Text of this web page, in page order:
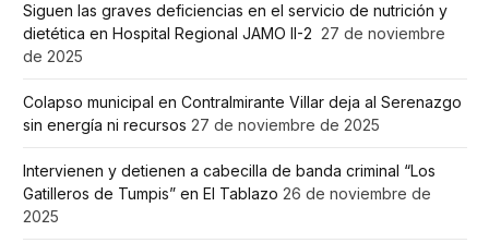
Siguen las graves deficiencias en el servicio de nutrición y
dietética en Hospital Regional JAMO II-2 27 de noviembre
de 2025
Colapso municipal en Contralmirante Villar deja al Serenazgo
sin energía ni recursos 27 de noviembre de 2025
Intervienen y detienen a cabecilla de banda criminal “Los
Gatilleros de Tumpis” en El Tablazo 26 de noviembre de
2025